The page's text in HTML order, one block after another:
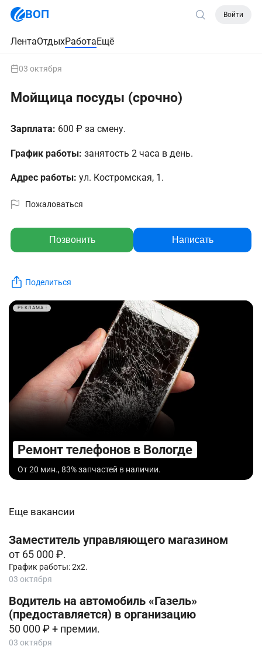
ВОП Войти
ЛентаОтдыхРаботаЕщё
03 октября
Мойщица посуды (срочно)
Зарплата: 600 ₽ за смену.
График работы: занятость 2 часа в день.
Адрес работы: ул. Костромская, 1.
Пожаловаться
Позвонить Написать
Поделиться
РЕКЛАМА
Ремонт телефонов в Вологде
От 20 мин., 83% запчастей в наличии.
Еще вакансии
Заместитель управляющего магазином
от 65 000 ₽.
График работы: 2х2.
03 октября
Водитель на автомобиль «Газель»
(предоставляется) в организацию
50 000 ₽ + премии.
03 октября